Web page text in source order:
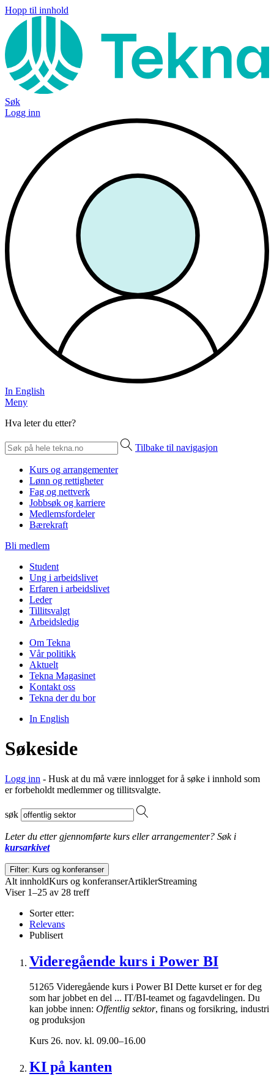
Hopp til innhold
Søk
Logg inn
In English
Meny
Hva leter du etter?
Tilbake til navigasjon
Kurs og arrangementer
Lønn og rettigheter
Fag og nettverk
Jobbsøk og karriere
Medlemsfordeler
Bærekraft
Bli medlem
Student
Ung i arbeidslivet
Erfaren i arbeidslivet
Leder
Tillitsvalgt
Arbeidsledig
Om Tekna
Vår politikk
Aktuelt
Tekna Magasinet
Kontakt oss
Tekna der du bor
In English
Søkeside
Logg inn - Husk at du må være innlogget for å søke i innhold som
er forbeholdt medlemmer og tillitsvalgte.
søk
Leter du etter gjennomførte kurs eller arrangementer? Søk i
kursarkivet
Filter: Kurs og konferanser
Alt innholdKurs og konferanserArtiklerStreaming
Viser 1–25 av 28 treff
Sorter etter:
Relevans
Publisert
Videregående kurs i Power BI
51265 Videregående kurs i Power BI Dette kurset er for deg
som har jobbet en del ... IT/BI-teamet og fagavdelingen. Du
kan jobbe innen: Offentlig sektor, finans og forsikring, industri
og produksjon
Kurs 26. nov. kl. 09.00–16.00
KI på kanten